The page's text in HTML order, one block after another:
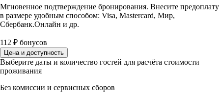
Мгновенное подтверждение бронирования. Внесите предоплату
в размере удобным способом: Visa, Mastercard, Мир,
Сбербанк.Онлайн и др.
112 ₽ бонусов
Цена и доступность
Выберите даты и количество гостей для расчёта стоимости
проживания
Без комиссии и сервисных сборов